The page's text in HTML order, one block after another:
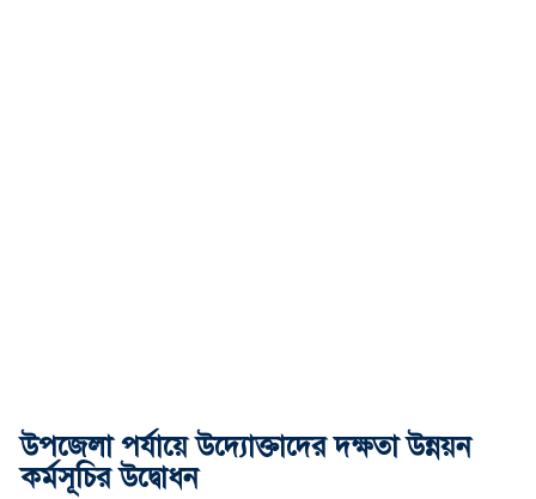
উপজেলা পর্যায়ে উদ্যোক্তাদের দক্ষতা উন্নয়ন
কর্মসূচির উদ্বোধন